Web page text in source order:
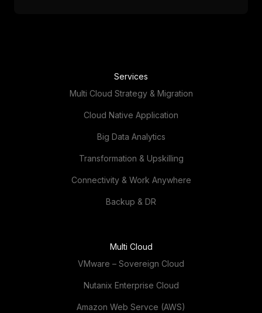
Services
Multi Cloud Strategy & Migration
Cloud Native Application
Big Data Analytics
Transformation & Upskilling
Connectivity & Work Anywhere
Backup & DR
Multi Cloud
VMware – Sovereign Cloud
Nutanix Enterprise Cloud
Amazon Web Servce (AWS)